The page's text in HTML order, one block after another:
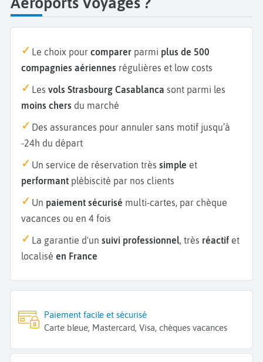
Le choix pour comparer parmi plus de 500
compagnies aériennes régulières et low costs
Les vols Strasbourg Casablanca sont parmi les
moins chers du marché
Des assurances pour annuler sans motif jusqu’à
-24h du départ
Un service de réservation très simple et
performant plébiscité par nos clients
Un paiement sécurisé multi-cartes, par chèque
vacances ou en 4 fois
La garantie d'un suivi professionnel, très réactif et
localisé en France
Paiement facile et sécurisé
Carte bleue, Mastercard, Visa, chèques vacances